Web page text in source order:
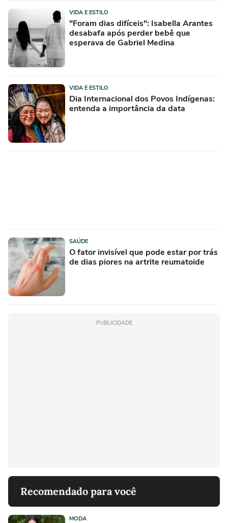
VIDA E ESTILO
"Foram dias difíceis": Isabella Arantes
desabafa após perder bebê que
esperava de Gabriel Medina
VIDA E ESTILO
Dia Internacional dos Povos Indígenas:
entenda a importância da data
SAÚDE
O fator invisível que pode estar por trás
de dias piores na artrite reumatoide
PUBLICIDADE
Recomendado para você
MODA